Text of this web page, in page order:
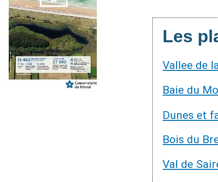
Les
Vallee de
Baie du
Dunes et
Bois du
Val de